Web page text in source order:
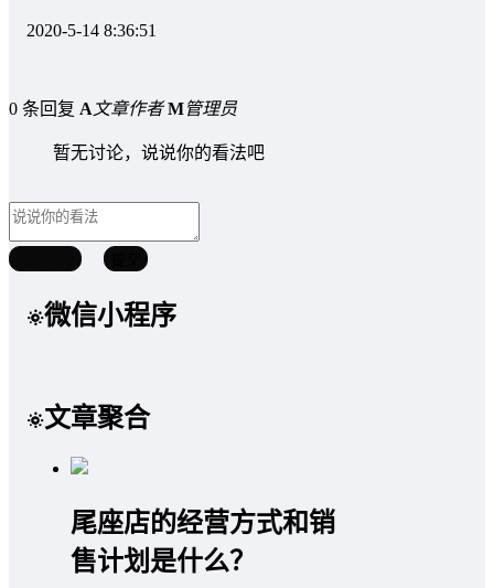
2020-5-14 8:36:51
0 条回复 A文章作者 M管理员
暂无讨论，说说你的看法吧
微信小程序
文章聚合
尾座店的经营方式和销
售计划是什么？